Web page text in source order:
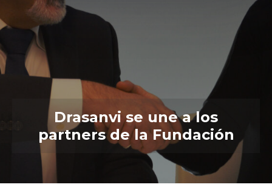
Drasanvi se une a los
partners de la Fundación